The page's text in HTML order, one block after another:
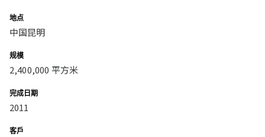
地点
中国昆明
规模
2,400,000 平方米
完成日期
2011
客戶